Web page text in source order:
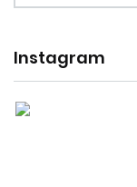
Instagram